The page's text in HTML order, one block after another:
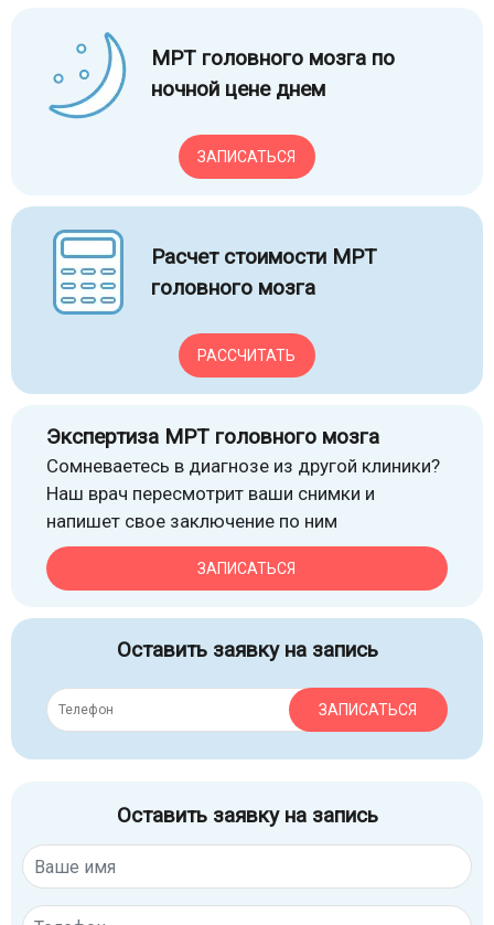
МРТ головного мозга по
ночной цене днем
ЗАПИСАТЬСЯ
Расчет стоимости МРТ
головного мозга
РАССЧИТАТЬ
Экспертиза МРТ головного мозга
Сомневаетесь в диагнозе из другой клиники?
Наш врач пересмотрит ваши снимки и
напишет свое заключение по ним
ЗАПИСАТЬСЯ
Оставить заявку на запись
ЗАПИСАТЬСЯ
Оставить заявку на запись